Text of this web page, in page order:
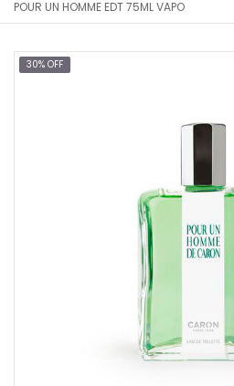
POUR UN HOMME EDT 75ML VAPO
30% OFF